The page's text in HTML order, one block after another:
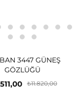
3447 GÜNEŞ
GÖZLÜĞÜ
₺11.820,00